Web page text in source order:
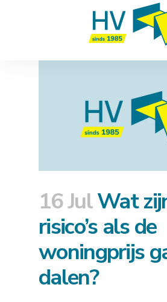
16 JulWat
risico’s als de
woningprijs
dalen?